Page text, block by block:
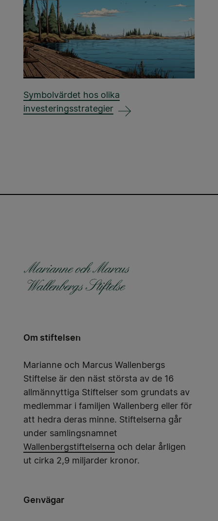
Symbolvärdet hos olika
investeringsstrategier
Om stiftelsen
Marianne och Marcus Wallenbergs
Stiftelse är den näst största av de 16
allmännyttiga Stiftelser som grundats av
medlemmar i familjen Wallenberg eller för
att hedra deras minne. Stiftelserna går
under samlingsnamnet
Wallenbergstiftelserna och delar årligen
ut cirka 2,9 miljarder kronor.
Genvägar